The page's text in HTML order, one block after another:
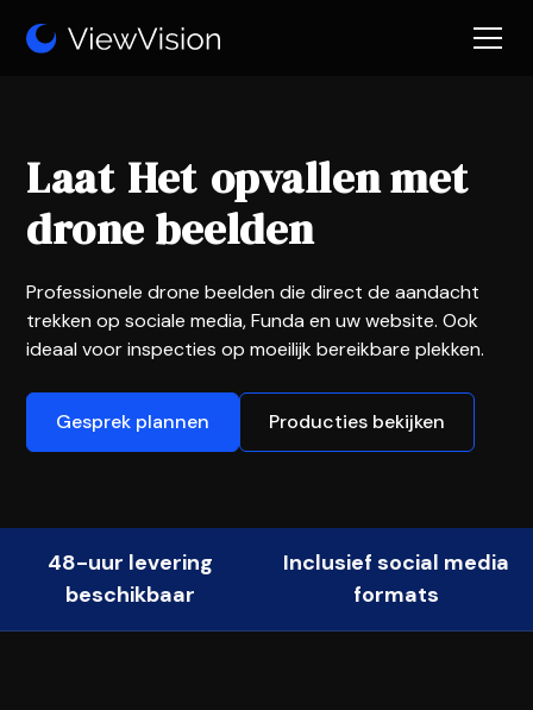
Laat Het opvallen met
drone beelden
Professionele drone beelden die direct de aandacht
trekken op sociale media, Funda en uw website. Ook
ideaal voor inspecties op moeilijk bereikbare plekken.
Gesprek plannen Producties bekijken
48-uur levering
beschikbaar
Inclusief social media
formats